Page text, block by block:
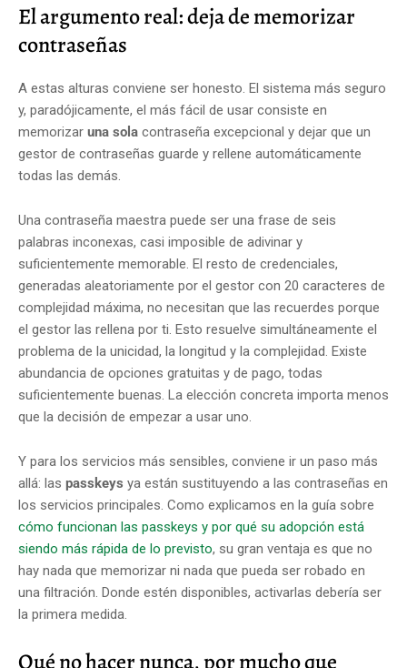
El argumento real: deja de memorizar
contraseñas
A estas alturas conviene ser honesto. El sistema más seguro
y, paradójicamente, el más fácil de usar consiste en
memorizar una sola contraseña excepcional y dejar que un
gestor de contraseñas guarde y rellene automáticamente
todas las demás.
Una contraseña maestra puede ser una frase de seis
palabras inconexas, casi imposible de adivinar y
suficientemente memorable. El resto de credenciales,
generadas aleatoriamente por el gestor con 20 caracteres de
complejidad máxima, no necesitan que las recuerdes porque
el gestor las rellena por ti. Esto resuelve simultáneamente el
problema de la unicidad, la longitud y la complejidad. Existe
abundancia de opciones gratuitas y de pago, todas
suficientemente buenas. La elección concreta importa menos
que la decisión de empezar a usar uno.
Y para los servicios más sensibles, conviene ir un paso más
allá: las passkeys ya están sustituyendo a las contraseñas en
los servicios principales. Como explicamos en la guía sobre
cómo funcionan las passkeys y por qué su adopción está
siendo más rápida de lo previsto, su gran ventaja es que no
hay nada que memorizar ni nada que pueda ser robado en
una filtración. Donde estén disponibles, activarlas debería ser
la primera medida.
Qué no hacer nunca, por mucho que